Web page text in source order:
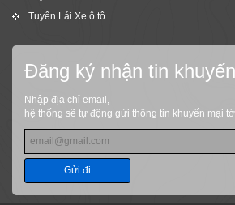
Tuyển Lái Xe ô tô
Đăng ký nhận tin
Nhập địa chỉ email,
hệ thống sẽ tự động gửi thông tin khuyến mại
Gửi đi